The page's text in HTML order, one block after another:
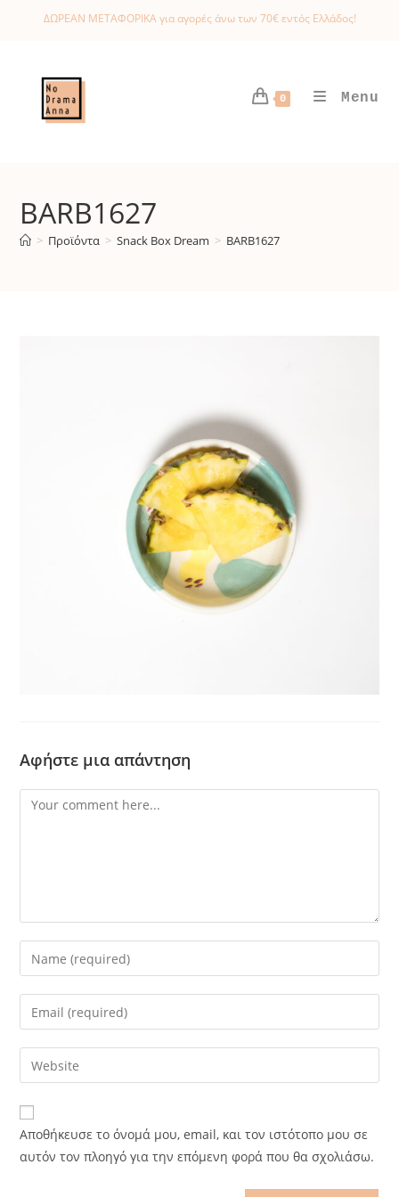
ΔΩΡΕΑΝ ΜΕΤΑΦΟΡΙΚΑ για αγορές άνω των 70€ εντός Ελλάδος!
0 Menu
BARB1627
> Προϊόντα > Snack Box Dream > BARB1627
Αφήστε μια απάντηση
Comment
Enter
your
name
comment
Enter
your
email
address
comment
Enter
your
website
URL
(optional)
Αποθήκευσε το όνομά μου, email, και τον ιστότοπο μου σε
αυτόν τον πλοηγό για την επόμενη φορά που θα σχολιάσω.